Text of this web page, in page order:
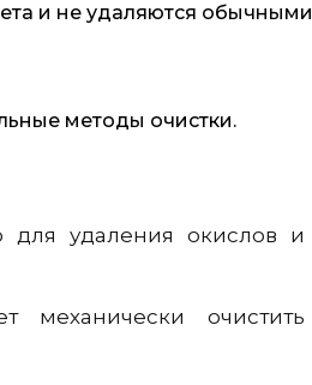
и не удаляются обычными
методы очистки.
для удаления окислов и
механически очистить